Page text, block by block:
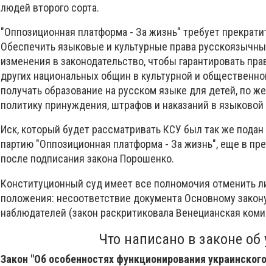
людей второго сорта.
"Оппозиционная платформа - За жизнь" требует
Обеспечить языковые и культурные права
изменения в законодательство, чтобы гарантировать
других национальных общин в культурной и
получать образование на русском языке для детей, по
политику принуждения, штрафов и наказаний в языковой
Иск, который будет рассматривать КСУ был так же
партию "Оппозиционная платформа - За жизнь", еще в
после подписания закона Порошенко.
Конституционный суд имеет все полномочия отменить
положения: несоответствие документа Основному
наблюдателей (закон раскритиковала Венецианская
Что написано в законе
Закон "Об особенностях функционирования